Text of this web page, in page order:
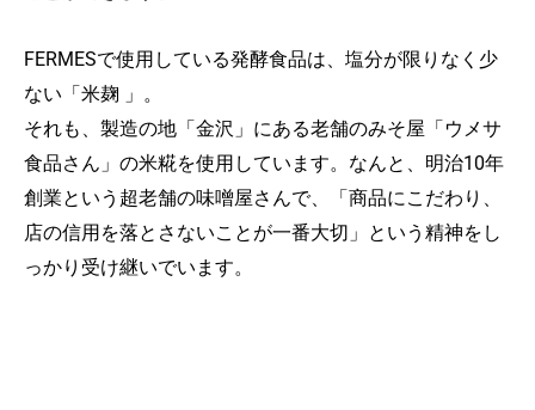
FERMESで使用している発酵食品は、塩分が限りなく少
ない「米麹 」。
それも、製造の地「金沢」にある老舗のみそ屋「ウメサ
食品さん」の米糀を使用しています。なんと、明治10年
創業という超老舗の味噌屋さんで、「商品にこだわり、
店の信用を落とさないことが一番大切」という精神をし
っかり受け継いでいます。